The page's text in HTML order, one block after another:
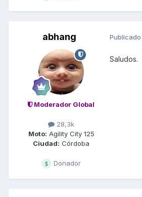
abhang
Moderador Global
28,3k
Moto: Agility City 125
Ciudad: Córdoba
Donador
Publicado
Saludos.